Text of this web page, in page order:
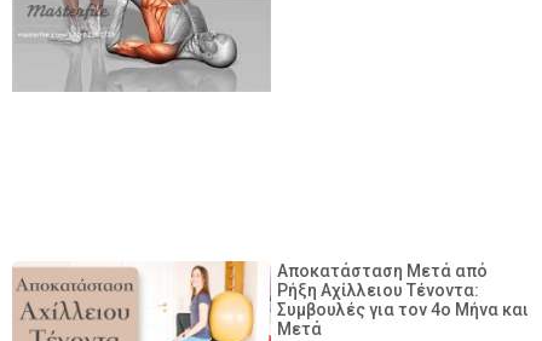
Αποκατάσταση Μετά από
Ρήξη Αχίλλειου Τένοντα:
Συμβουλές για τον 4ο Μήνα και
Μετά